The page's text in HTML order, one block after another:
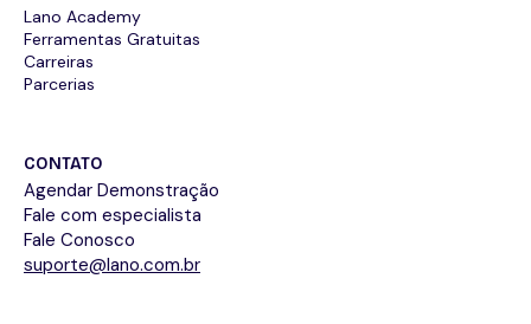
Lano Academy
Ferramentas Gratuitas
Carreiras
Parcerias
CONTATO
Agendar Demonstração
Fale com especialista
Fale Conosco
suporte@lano.com.br